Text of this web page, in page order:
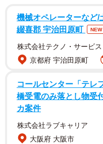
機械オペレーターなど/
綴喜郡 宇治田原町
NEW
株式会社テクノ・サービ
京都府 宇治田原町
コールセンター「テレ
橋受電のみ落とし物受
カ案件
株式会社ラブキャリア
大阪府 大阪市